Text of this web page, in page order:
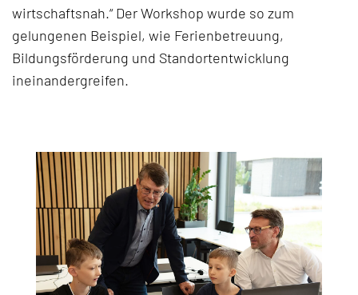
wirtschaftsnah.“ Der Workshop wurde so zum
gelungenen Beispiel, wie Ferienbetreuung,
Bildungsförderung und Standortentwicklung
ineinandergreifen.